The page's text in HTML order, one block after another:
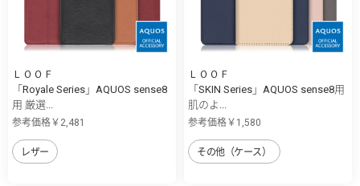
ＬＯＯＦ
「Royale Series」AQUOS sense8
用 厳選...
参考価格￥2,481
レザー
ＬＯＯＦ
「SKIN Series」AQUOS sense8用
肌のよ...
参考価格￥1,580
その他（ケース）